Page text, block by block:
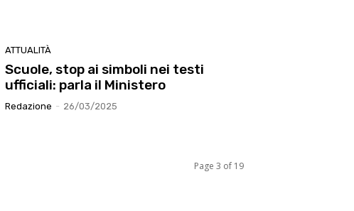
ATTUALITÀ
Scuole, stop ai simboli nei testi
ufficiali: parla il Ministero
Redazione - 26/03/2025
Page 3 of 19